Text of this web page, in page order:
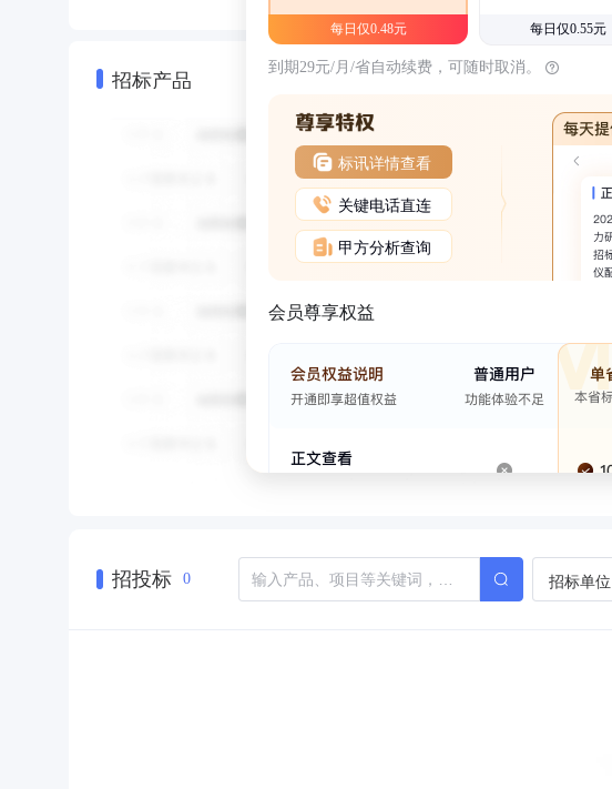
招标产品
每日仅0.48元 每日仅0.55元
到期29元/月/省自动续费，可随时取消。
标讯详情查看
关键电话直连
甲方分析查询
会员尊享权益
招投标 0 招标单位